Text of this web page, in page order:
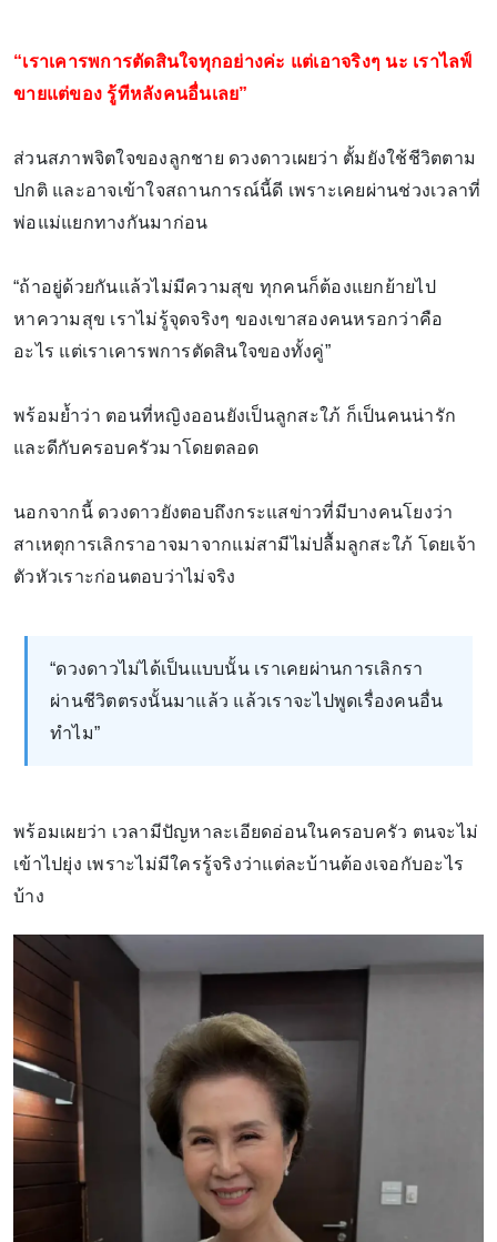
“เราเคารพการตัดสินใจทุกอย่างค่ะ แต่เอาจริงๆ นะ เราไลฟ์
ขายแต่ของ รู้ทีหลังคนอื่นเลย”
ส่วนสภาพจิตใจของลูกชาย ดวงดาวเผยว่า ตั้มยังใช้ชีวิตตาม
ปกติ และอาจเข้าใจสถานการณ์นี้ดี เพราะเคยผ่านช่วงเวลาที่
พ่อแม่แยกทางกันมาก่อน
“ถ้าอยู่ด้วยกันแล้วไม่มีความสุข ทุกคนก็ต้องแยกย้ายไป
หาความสุข เราไม่รู้จุดจริงๆ ของเขาสองคนหรอกว่าคือ
อะไร แต่เราเคารพการตัดสินใจของทั้งคู่”
พร้อมย้ำว่า ตอนที่หญิงออนยังเป็นลูกสะใภ้ ก็เป็นคนน่ารัก
และดีกับครอบครัวมาโดยตลอด
นอกจากนี้ ดวงดาวยังตอบถึงกระแสข่าวที่มีบางคนโยงว่า
สาเหตุการเลิกราอาจมาจากแม่สามีไม่ปลื้มลูกสะใภ้ โดยเจ้า
ตัวหัวเราะก่อนตอบว่าไม่จริง
“ดวงดาวไม่ได้เป็นแบบนั้น เราเคยผ่านการเลิกรา
ผ่านชีวิตตรงนั้นมาแล้ว แล้วเราจะไปพูดเรื่องคนอื่น
ทำไม”
พร้อมเผยว่า เวลามีปัญหาละเอียดอ่อนในครอบครัว ตนจะไม่
เข้าไปยุ่ง เพราะไม่มีใครรู้จริงว่าแต่ละบ้านต้องเจอกับอะไร
บ้าง